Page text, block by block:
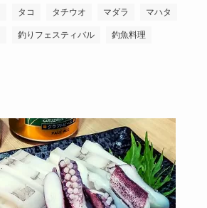
タコ タチウオ マダラ マハタ
釣りフェスティバル 釣魚料理